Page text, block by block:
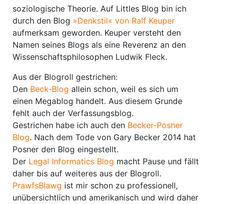
soziologische Theorie. Auf Littles Blog bin ich
durch den Blog »Denkstil« von Ralf Keuper
aufmerksam geworden. Keuper versteht den
Namen seines Blogs als eine Reverenz an den
Wissenschaftsphilosophen Ludwik Fleck.
Aus der Blogroll gestrichen:
Den Beck-Blog allein schon, weil es sich um
einen Megablog handelt. Aus diesem Grunde
fehlt auch der Verfassungsblog.
Gestrichen habe ich auch den Becker-Posner
Blog. Nach dem Tode von Gary Becker 2014 hat
Posner den Blog eingestellt.
Der Legal Informatics Blog macht Pause und fällt
daher bis auf weiteres aus der Blogroll.
PrawfsBlawg ist mir schon zu professionell,
unübersichtlich und amerikanisch und wird daher